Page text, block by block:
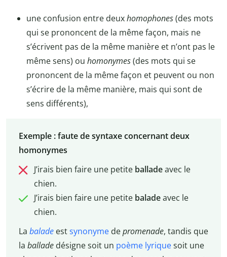
une confusion entre deuxhomophones(des mots
qui se prononcent de la même façon, mais ne
s’écrivent pas de la même manière et n’ont pas le
même sens) ou homonymes(des mots qui se
prononcent de la même façon et peuvent ou non
s’écrire de la même manière, mais qui sont de
sens différents),
Exemple : faute de syntaxe concernant deux
homonymes
J’irais bien faire une petite balladeavec le
chien.
J’irais bien faire une petite baladeavec le
chien.
La baladeestsynonymedepromenade, tandis que
la balladedésigne soit un poème lyriquesoit une